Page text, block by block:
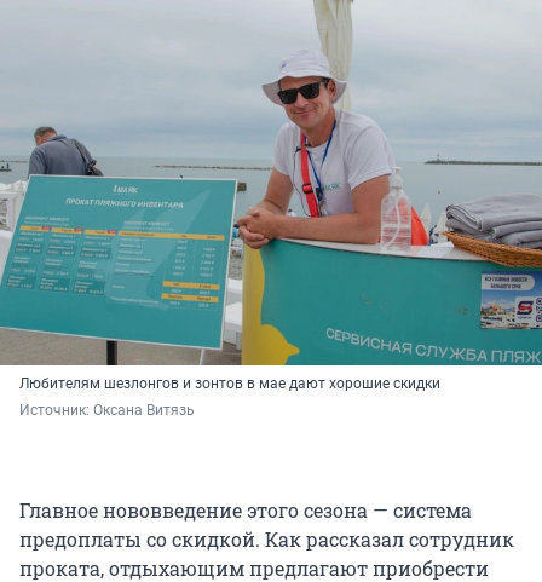
Любителям шезлонгов и зонтов в мае дают хорошие скидки
Источник: Оксана Витязь
Главное нововведение этого сезона — система
предоплаты со скидкой. Как рассказал сотрудник
проката, отдыхающим предлагают приобрести